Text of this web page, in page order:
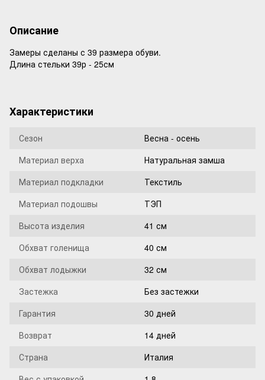
Описание
Замеры сделаны с 39 размера обуви.
Длина стельки 39р - 25см
Характеристики
Сезон
Весна - осень
Материал верха
Натуральная замша
Материал подкладки
Текстиль
Материал подошвы
ТЭП
Высота изделия
41 см
Обхват голенища
40 см
Обхват лодыжки
32 см
Застежка
Без застежки
Гарантия
30 дней
Возврат
14 дней
Страна
Италия